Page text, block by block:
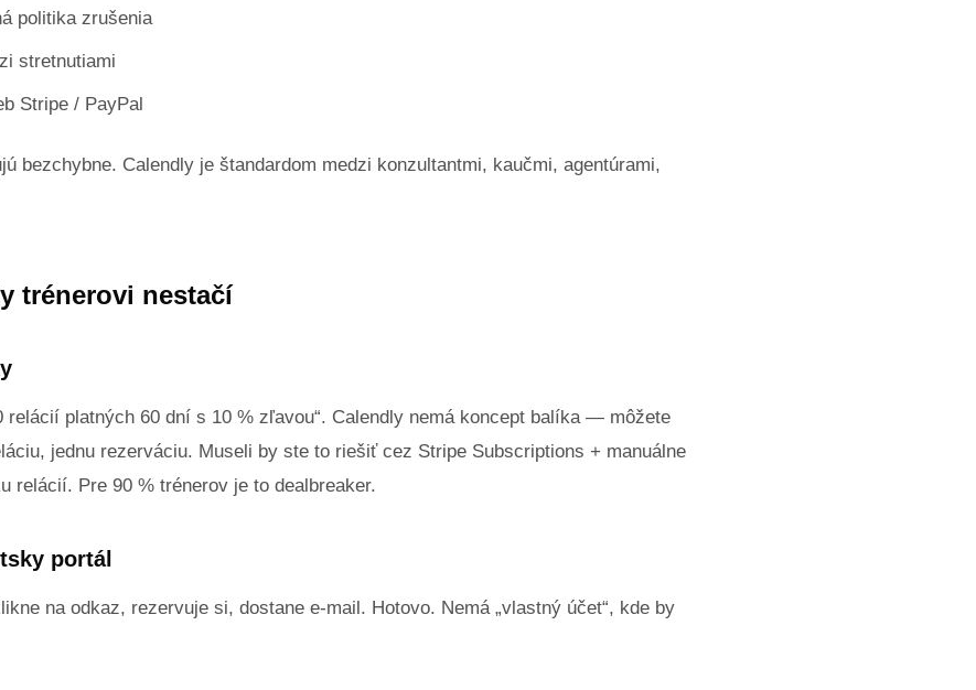
politika zrušenia
stretnutiami
Stripe / PayPal
bezchybne. Calendly je štandardom medzi konzultantmi, kaučmi, agentúrami,
trénerovi nestačí
relácií platných 60 dní s 10 % zľavou“. Calendly nemá koncept balíka — môžete
jednu rezerváciu. Museli by ste to riešiť cez Stripe Subscriptions + manuálne
relácií. Pre 90 % trénerov je to dealbreaker.
portál
na odkaz, rezervuje si, dostane e-mail. Hotovo. Nemá „vlastný účet“, kde by